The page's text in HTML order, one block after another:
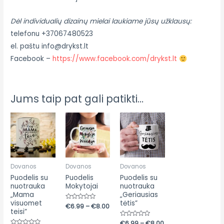
Dėl individualių dizainų mielai laukiame jūsų užklausų:
telefonu +37067480523
el. paštu info@drykst.lt
Facebook –https://www.facebook.com/drykst.lt
Jums taip pat gali patikti…
Dovanos
Puodelis su
nuotrauka
„Mama
visuomet
teisi”
Price
range:
€6.99
through
€8.00
Dovanos
Puodelis
Mokytojai
Įvertinimas:
0
€6.99 – €8.00
Price
range:
€6.99
through
€8.00
Dovanos
Puodelis su
nuotrauka
„Geriausias
tėtis”
Įvertinimas:
Price
range:
€6.99
through
€8.00